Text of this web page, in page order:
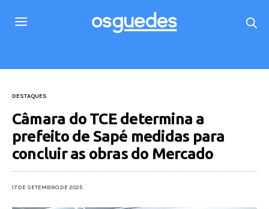
DESTAQUES
Câmara do TCE determina a
prefeito de Sapé medidas para
concluir as obras do Mercado
17 DE SETEMBRO DE 2025